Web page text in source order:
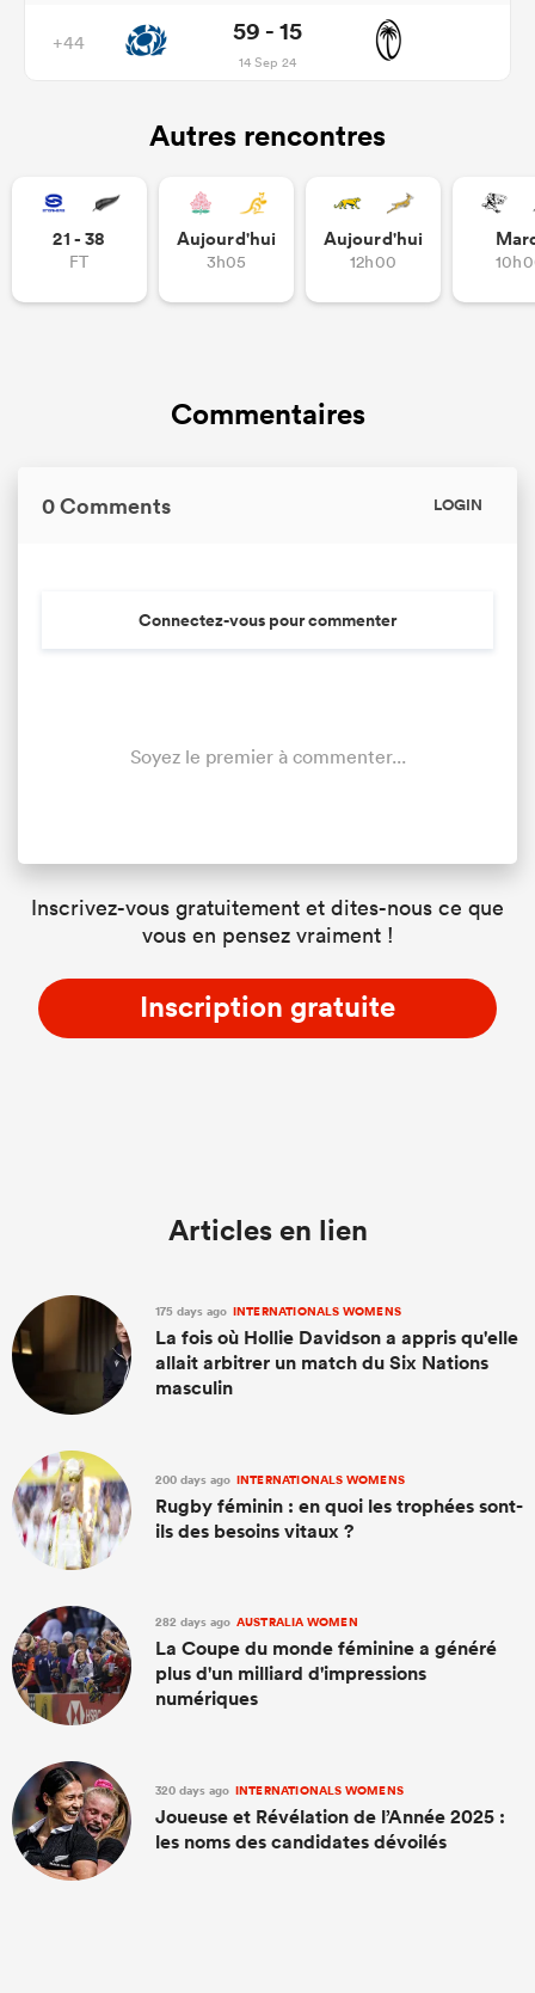
+44 59 - 15
14 Sep 24
Autres rencontres
21 - 38
FT
Aujourd'hui
3h05
Aujourd'hui
12h00
Commentaires
0 Comments LOGIN
Connectez-vous pour commenter
Soyez le premier à commenter...
Inscrivez-vous gratuitement et dites-nous ce que
vous en pensez vraiment !
Inscription gratuite
Articles en lien
175 days ago INTERNATIONALS WOMENS
La fois où Hollie Davidson a appris qu'elle
allait arbitrer un match du Six Nations
masculin
200 days ago INTERNATIONALS WOMENS
Rugby féminin : en quoi les trophées sont-
ils des besoins vitaux ?
282 days ago AUSTRALIA WOMEN
La Coupe du monde féminine a généré
plus d'un milliard d'impressions
numériques
320 days ago INTERNATIONALS WOMENS
Joueuse et Révélation de l’Année 2025 :
les noms des candidates dévoilés